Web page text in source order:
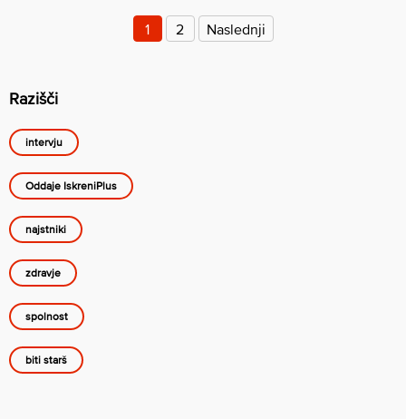
1 2 Naslednji
Razišči
intervju
Oddaje IskreniPlus
najstniki
zdravje
spolnost
biti starš